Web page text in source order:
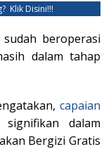
Klik Disini!!!
beroperasi
dalam tahap
capaian
dalam
Bergizi Gratis